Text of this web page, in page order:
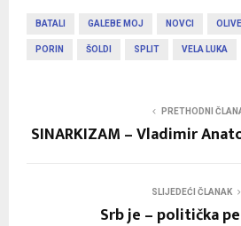
BATALI GALEBE MOJ NOVCI
PORIN ŠOLDI SPLIT VELA LUKA
PRETHODNI
SINARKIZAM – Vladimir
SLIJEDEĆI ČLANAK
Srb je – politička